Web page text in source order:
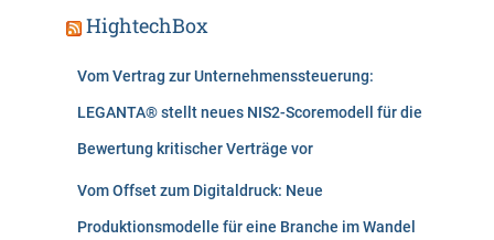
HightechBox
Vom Vertrag zur Unternehmenssteuerung:
LEGANTA® stellt neues NIS2-Scoremodell für die
Bewertung kritischer Verträge vor
Vom Offset zum Digitaldruck: Neue
Produktionsmodelle für eine Branche im Wandel